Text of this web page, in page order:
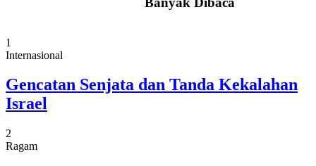
1
Internasional
Gencatan Senjata dan Tanda Kekalahan
Israel
2
Ragam